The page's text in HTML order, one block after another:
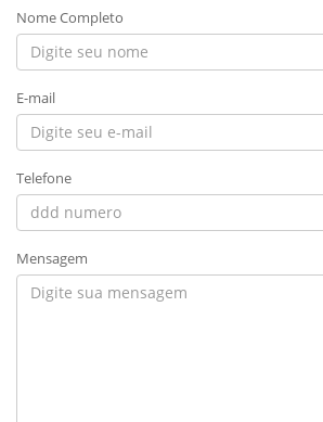
Nome Completo
E-mail
Telefone
Mensagem